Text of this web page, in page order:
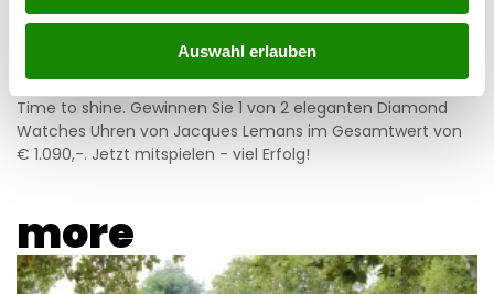
Auswahl erlauben
moments GEWINNSPIEL Jacques Lemans
05.08.2026 UM 06:37,NADINE PFEIFFER
Time to shine. Gewinnen Sie 1 von 2 eleganten Diamond
Watches Uhren von Jacques Lemans im Gesamtwert von
€ 1.090,-. Jetzt mitspielen - viel Erfolg!
more